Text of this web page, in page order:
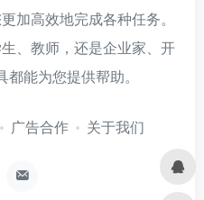
加高效地完成各种任务。
、教师，还是企业家、开
能为您提供帮助。
广告合作 关于我们